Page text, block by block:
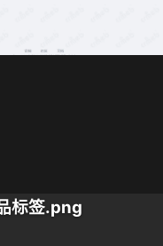
标签.png